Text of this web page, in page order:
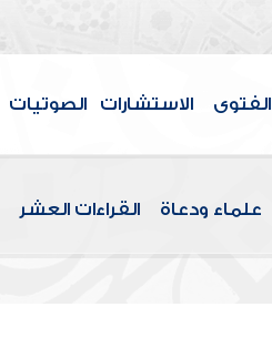
الفتوى الاستشارات الصوتيات
علماء ودعاة القراءات العشر